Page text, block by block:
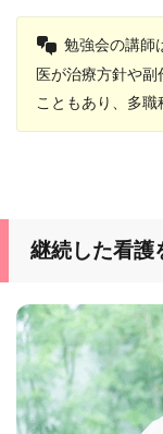
勉強会の講師
医が治療方針や
こともあり、多職
継続した看護